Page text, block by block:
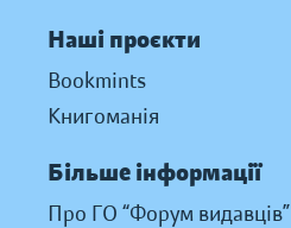
Наші проєкти
Bookmints
Книгоманія
Більше інформації
Про ГО “Форум видавців”